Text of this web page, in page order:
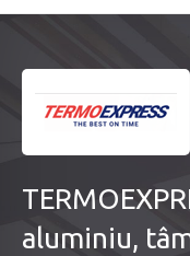
aluminiu,